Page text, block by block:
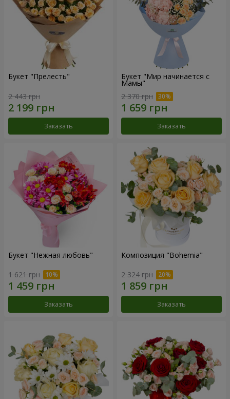
Букет "Прелесть"
2 443 грн
Заказать
Букет "Мир начинается с
Мамы"
2 370 грн
Заказать
Букет "Нежная любовь"
1 621 грн
Заказать
Композиция "Bohemia"
2 324 грн
Заказать